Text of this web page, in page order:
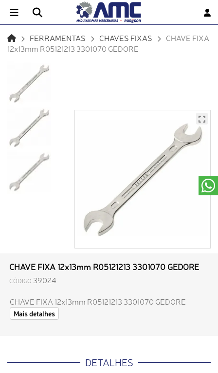
FERRAMENTAS CHAVES FIXAS
CHAVE FIXA
12x13mm R05121213 3301070 GEDORE
CHAVE FIXA 12x13mm R05121213 3301070 GEDORE
CÓDIGO 39024
CHAVE FIXA 12x13mm R05121213 3301070 GEDORE
Mais detalhes
DETALHES